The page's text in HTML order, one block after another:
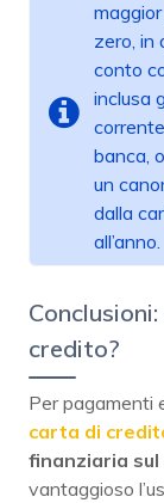
zero, in
conto
inclusa
banca,
un
dalla
all’anno.
credito?
Per pagamenti
carta di
finanziaria sul
vantaggioso